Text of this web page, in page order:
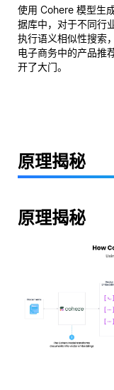
使用 Cohere 模型生
据库中，对于不同行
执行语义相似性搜索
电子商务中的产品推
开了大门。
原理揭秘
原理揭秘